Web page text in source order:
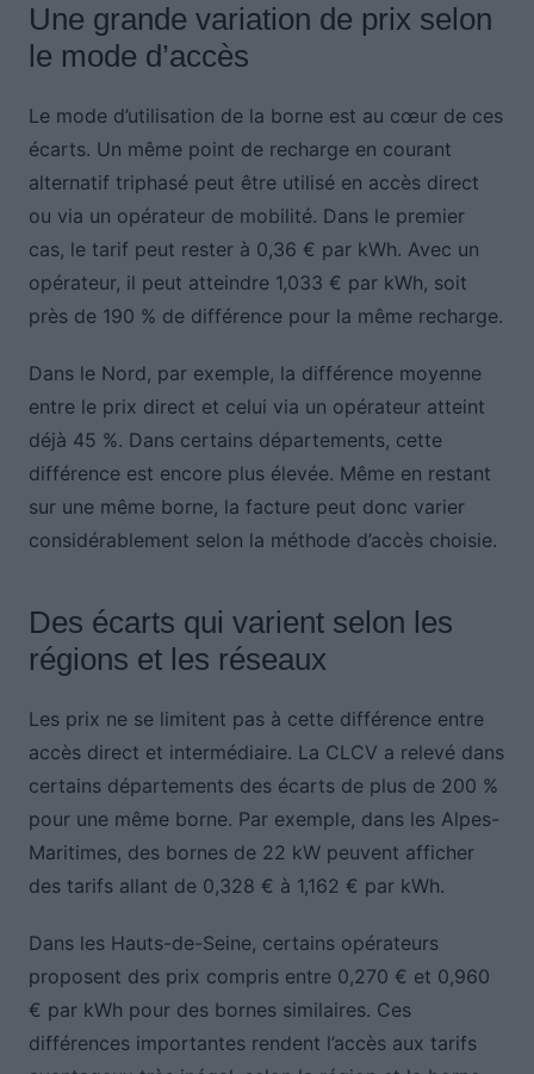
Une grande variation de prix selon
le mode d’accès
Le mode d’utilisation de la borne est au cœur de ces
écarts. Un même point de recharge en courant
alternatif triphasé peut être utilisé en accès direct
ou via un opérateur de mobilité. Dans le premier
cas, le tarif peut rester à 0,36 € par kWh. Avec un
opérateur, il peut atteindre 1,033 € par kWh, soit
près de 190 % de différence pour la même recharge.
Dans le Nord, par exemple, la différence moyenne
entre le prix direct et celui via un opérateur atteint
déjà 45 %. Dans certains départements, cette
différence est encore plus élevée. Même en restant
sur une même borne, la facture peut donc varier
considérablement selon la méthode d’accès choisie.
Des écarts qui varient selon les
régions et les réseaux
Les prix ne se limitent pas à cette différence entre
accès direct et intermédiaire. La CLCV a relevé dans
certains départements des écarts de plus de 200 %
pour une même borne. Par exemple, dans les Alpes-
Maritimes, des bornes de 22 kW peuvent afficher
des tarifs allant de 0,328 € à 1,162 € par kWh.
Dans les Hauts-de-Seine, certains opérateurs
proposent des prix compris entre 0,270 € et 0,960
€ par kWh pour des bornes similaires. Ces
différences importantes rendent l’accès aux tarifs